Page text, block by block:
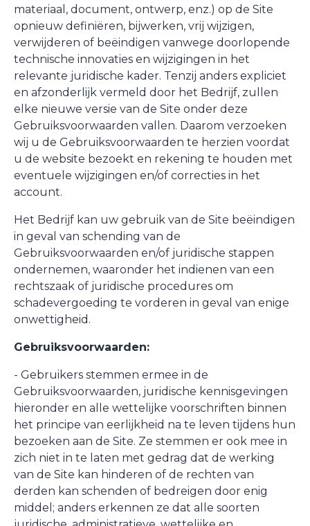
materiaal, document, ontwerp, enz.) op de Site
opnieuw definiëren, bijwerken, vrij wijzigen,
verwijderen of beëindigen vanwege doorlopende
technische innovaties en wijzigingen in het
relevante juridische kader. Tenzij anders expliciet
en afzonderlijk vermeld door het Bedrijf, zullen
elke nieuwe versie van de Site onder deze
Gebruiksvoorwaarden vallen. Daarom verzoeken
wij u de Gebruiksvoorwaarden te herzien voordat
u de website bezoekt en rekening te houden met
eventuele wijzigingen en/of correcties in het
account.
Het Bedrijf kan uw gebruik van de Site beëindigen
in geval van schending van de
Gebruiksvoorwaarden en/of juridische stappen
ondernemen, waaronder het indienen van een
rechtszaak of juridische procedures om
schadevergoeding te vorderen in geval van enige
onwettigheid.
Gebruiksvoorwaarden:
- Gebruikers stemmen ermee in de
Gebruiksvoorwaarden, juridische kennisgevingen
hieronder en alle wettelijke voorschriften binnen
het principe van eerlijkheid na te leven tijdens hun
bezoeken aan de Site. Ze stemmen er ook mee in
zich niet in te laten met gedrag dat de werking
van de Site kan hinderen of de rechten van
derden kan schenden of bedreigen door enig
middel; anders erkennen ze dat alle soorten